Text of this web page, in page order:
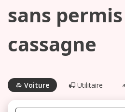
sans
cassagne
Voiture Utilitaire
recherche
agences à
proximité